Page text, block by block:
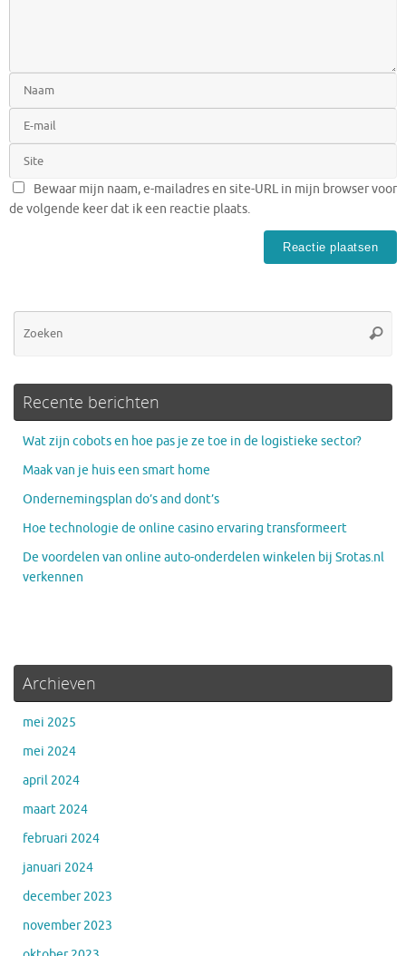
Bewaar mijn naam, e-mailadres en site-URL in mijn browser voor
de volgende keer dat ik een reactie plaats.
Recente berichten
Wat zijn cobots en hoe pas je ze toe in de logistieke sector?
Maak van je huis een smart home
Ondernemingsplan do’s and dont’s
Hoe technologie de online casino ervaring transformeert
De voordelen van online auto-onderdelen winkelen bij Srotas.nl
verkennen
Archieven
mei 2025
mei 2024
april 2024
maart 2024
februari 2024
januari 2024
december 2023
november 2023